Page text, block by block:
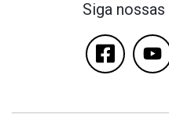
Siga nossas